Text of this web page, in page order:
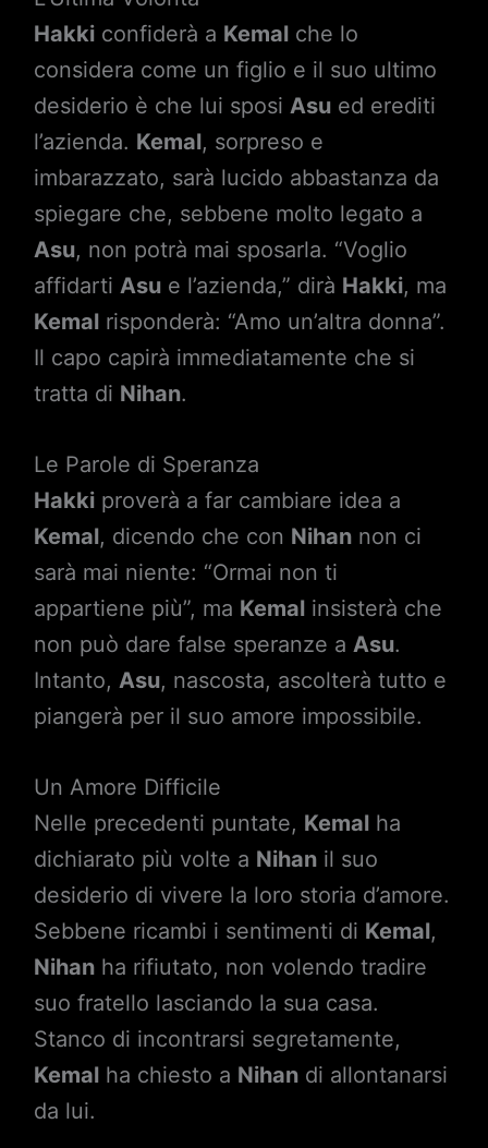
Hakkiconfiderà a Kemalche lo
considera come un figlio e il suo ultimo
desiderio è che lui sposi Asued erediti
l’azienda. Kemal, sorpreso e
imbarazzato, sarà lucido abbastanza da
spiegare che, sebbene molto legato a
Asu, non potrà mai sposarla. “Voglio
affidarti Asue l’azienda,” dirà Hakki, ma
Kemalrisponderà: “Amo un’altra donna”.
Il capo capirà immediatamente che si
tratta di Nihan.
Le Parole di Speranza
Hakkiproverà a far cambiare idea a
Kemal, dicendo che con Nihannon ci
sarà mai niente: “Ormai non ti
appartiene più”, ma Kemalinsisterà che
non può dare false speranze a Asu.
Intanto, Asu, nascosta, ascolterà tutto e
piangerà per il suo amore impossibile.
Un Amore Difficile
Nelle precedenti puntate, Kemalha
dichiarato più volte a Nihanil suo
desiderio di vivere la loro storia d’amore.
Sebbene ricambi i sentimenti di Kemal,
Nihanha rifiutato, non volendo tradire
suo fratello lasciando la sua casa.
Stanco di incontrarsi segretamente,
Kemalha chiesto a Nihandi allontanarsi
da lui.